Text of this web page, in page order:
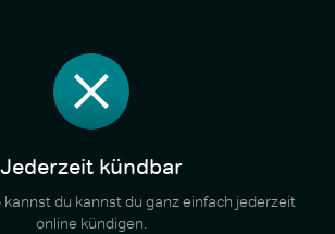
Jederzeit kündbar
du kannst du ganz einfach jederzeit
online kündigen.